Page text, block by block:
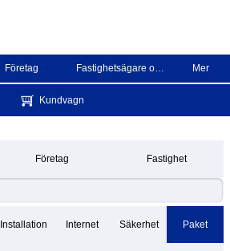
Företag Fastighetsägare och BRF Mer
Kundvagn
Företag Fastighet
Installation Internet Säkerhet Paket